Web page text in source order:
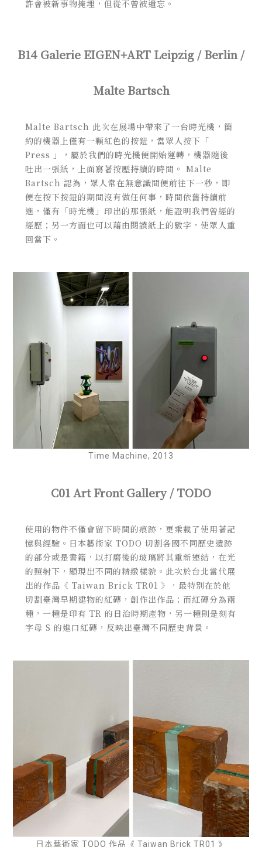
許會被新事物掩埋，但從不曾被遺忘。
B14 Galerie EIGEN+ART Leipzig / Berlin /
Malte Bartsch
Malte Bartsch 此次在展場中帶來了一台時光機，簡
約的機器上僅有一顆紅色的按鈕，當眾人按下「
Press 」，屬於我們的時光機便開始運轉，機器隨後
吐出一張紙，上面寫著按壓持續的時間。 Malte
Bartsch 認為，眾人常在無意識間便前往下一秒，即
便在按下按鈕的期間沒有做任何事，時間依舊持續前
進，僅有「時光機」印出的那張紙，能證明我們曾經的
經歷；另一方面也可以藉由閱讀紙上的數字 ，使眾人重
回當下。
Time Machine, 2013
C01 Art Front Gallery / TODO
使用的物件不僅會留下時間的痕跡，更乘載了使用著記
憶與經驗。日本藝術家 TODO 切割各國不同歷史遺跡
的部分或是書籍，以打磨後的玻璃將其重新連結，在光
的照射下，顯現出不同的精緻樣貌。此次於台北當代展
出的作品《 Taiwan Brick TR01 》，最特別在於他
切割臺灣早期建物的紅磚，創作出作品；而紅磚分為兩
種，一種是印有 TR 的日治時期產物，另一種則是刻有
字母 S 的進口紅磚，反映出臺灣不同歷史背景。
日本藝術家 TODO 作品《 Taiwan Brick TR01 》